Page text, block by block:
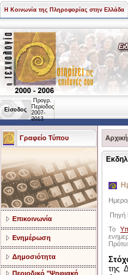
Η Κοινωνία της Πληροφορίας στην Ελλάδα
Είσοδος
Προγρ.
Περίοδος
2007-
2013
Γραφείο Τύπου
Επικοινωνία
Ενημέρωση
Δημοσιότητα
Περιοδικό "Ψηφιακή
Πηγή
Το
της